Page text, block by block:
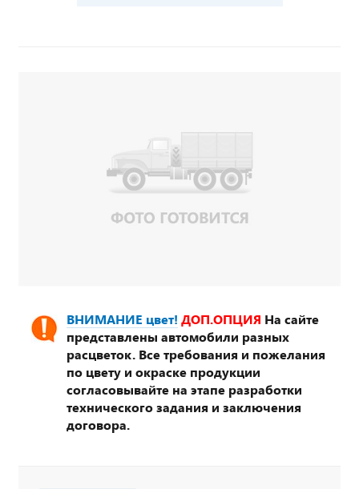
ВНИМАНИЕ цвет! ДОП.ОПЦИЯ На сайте
представлены автомобили разных
расцветок. Все требования и пожелания
по цвету и окраске продукции
согласовывайте на этапе разработки
технического задания и заключения
договора.